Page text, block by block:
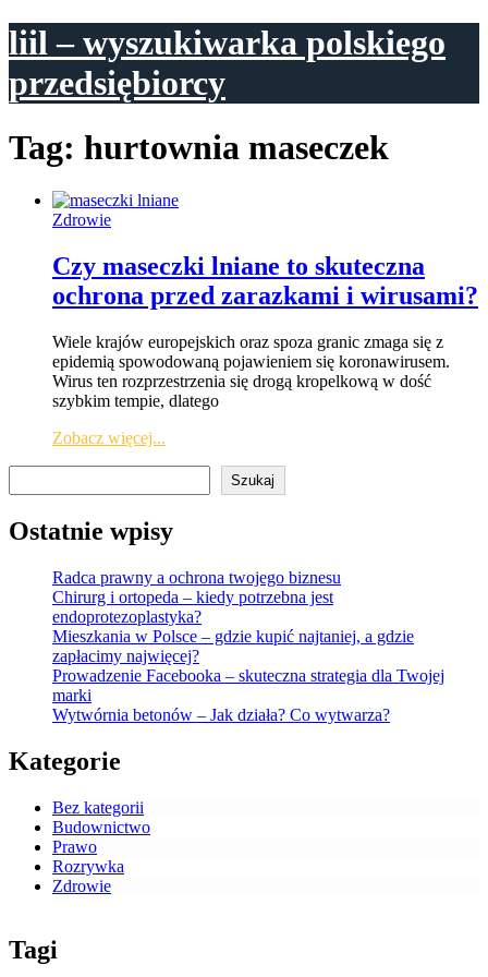
liil – wyszukiwarka polskiego
przedsiębiorcy
Tag: hurtownia maseczek
Zdrowie
Czy maseczki lniane to skuteczna
ochrona przed zarazkami i wirusami?
Wiele krajów europejskich oraz spoza granic zmaga się z
epidemią spowodowaną pojawieniem się koronawirusem.
Wirus ten rozprzestrzenia się drogą kropelkową w dość
szybkim tempie, dlatego
Zobacz więcej...
Szukaj
Ostatnie wpisy
Radca prawny a ochrona twojego biznesu
Chirurg i ortopeda – kiedy potrzebna jest
endoprotezoplastyka?
Mieszkania w Polsce – gdzie kupić najtaniej, a gdzie
zapłacimy najwięcej?
Prowadzenie Facebooka – skuteczna strategia dla Twojej
marki
Wytwórnia betonów – Jak działa? Co wytwarza?
Kategorie
Bez kategorii
Budownictwo
Prawo
Rozrywka
Zdrowie
Tagi